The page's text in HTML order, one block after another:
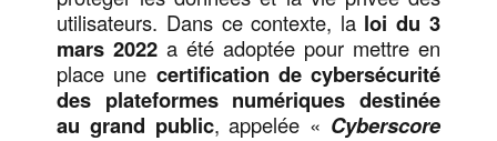
utilisateurs. Dans ce contexte, la loi du 3
mars 2022 a été adoptée pour mettre en
place une certification de cybersécurité
des plateformes numériques destinée
au grand public, appelée « Cyberscore